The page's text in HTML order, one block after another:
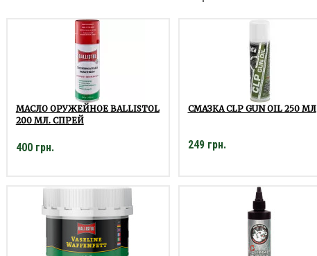
МАСЛО ОРУЖЕЙНОЕ BALLISTOL
200 МЛ. СПРЕЙ
400 грн.
СМАЗКА CLP GUN OIL 250 МЛ
249 грн.